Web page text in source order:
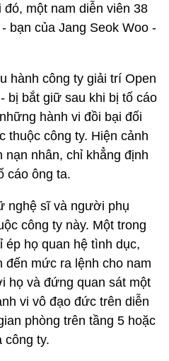
đó, một nam diễn viên 38
bạn của Jang Seok Woo -
hành công ty giải trí Open
bị bắt giữ sau khi bị tố cáo
hành vi đồi bại đối
thuộc công ty. Hiện cảnh
nhân, chỉ khẳng định
cáo ông ta.
nghệ sĩ và người phụ
công ty này. Một trong
ép họ quan hệ tình dục,
đến mức ra lệnh cho nam
họ và đứng quan sát một
vi vô đạo đức trên diễn
phòng trên tầng 5 hoặc
công ty.